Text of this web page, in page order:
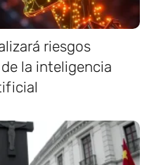
riesgos
la inteligencia